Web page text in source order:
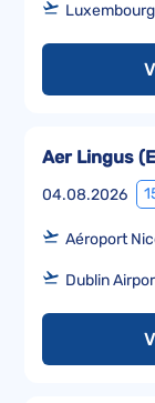
04.08.2026
Aer Lingus (
Aéroport
Dublin